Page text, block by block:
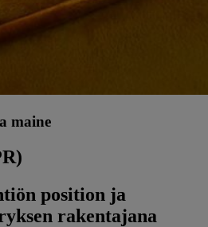
maine
position ja
rakentajana